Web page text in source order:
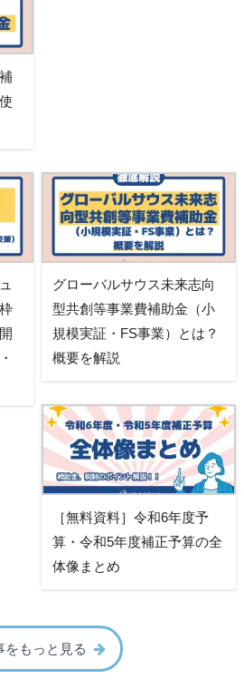
グローバルサウス未来志向
型共創等事業費補助金（小
規模実証・FS事業）とは？
概要を解説
［無料資料］令和6年度予
算・令和5年度補正予算の全
体像まとめ
をもっと見る